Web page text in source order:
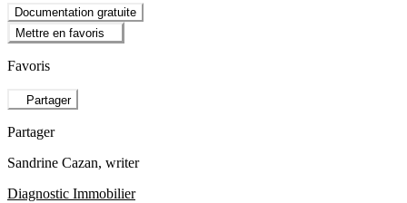
Documentation gratuite
Mettre en favoris
Favoris
Partager
Partager
Sandrine Cazan, writer
Diagnostic Immobilier